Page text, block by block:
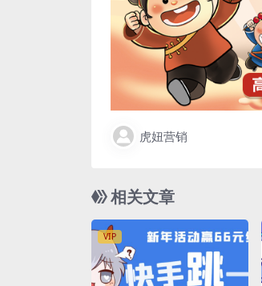
虎妞营销
相关文章
VIP